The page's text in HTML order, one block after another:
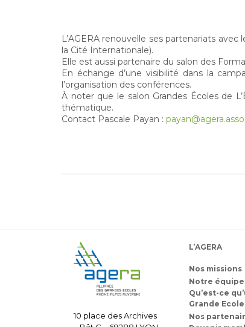
L’AGERA renouvelle ses partenariats
la Cité Internationale).
Elle est aussi partenaire du salon des
En échange d’une visibilité dans la
l’organisation des conférences.
À noter que le salon Grandes Écoles de
thématique.
Contact Pascale Payan :
10 place des Archives
L’AGERA
Nos missions
Notre équipe
Qu’est-ce
Grande Ecole
Nos